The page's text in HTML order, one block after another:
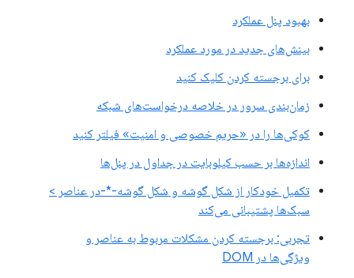
بهبود پنل عملکرد
بینش‌های جدید در مورد عملکرد
برای برجسته کردن کلیک کنید
زمان‌بندی سرور در خلاصه درخواست‌های شبکه
کوکی‌ها را در «حریم خصوصی و امنیت» فیلتر کنید
اندازه‌ها بر حسب کیلوبایت در جداول در پنل‌ها
تکمیل خودکار از شکل گوشه و شکل گوشه-*-در عناصر >
سبک‌ها پشتیبانی می‌کند
تجربی: برجسته کردن مشکلات مربوط به عناصر و
ویژگی‌ها در DOM